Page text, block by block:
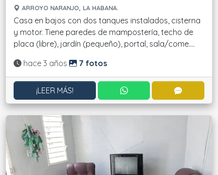
ARROYO NARANJO, LA HABANA.
Casa en bajos con dos tanques instalados, cisterna
y motor. Tiene paredes de mampostería, techo de
placa (libre), jardín (pequeño), portal, sala/come....
Actualizado:
hace 3 años 7 fotos
¡LEER MÁS! CONTACTAR POR